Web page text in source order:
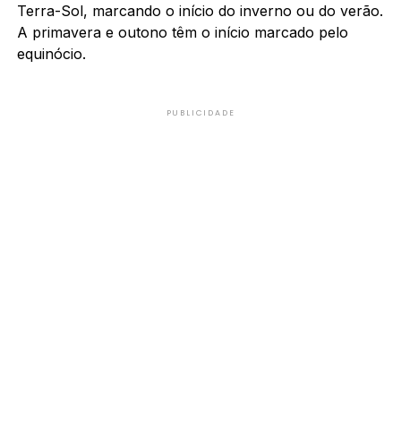
Terra-Sol, marcando o início do inverno ou do verão.
A primavera e outono têm o início marcado pelo
equinócio.
PUBLICIDADE